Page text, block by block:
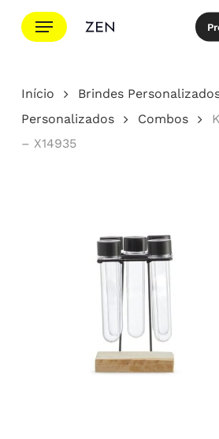
para
principal
Menu
Cotação
Início Brindes
Personalizados
Combos
– X14935